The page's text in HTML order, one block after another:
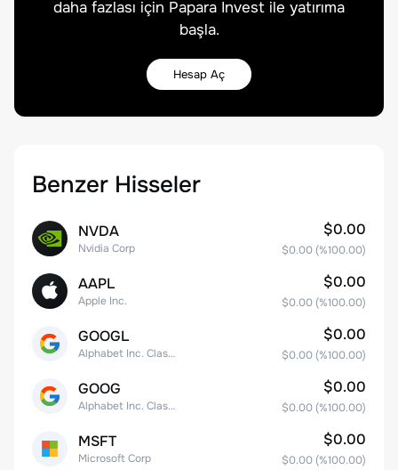
daha fazlası için Papara Invest ile yatırıma
başla.
Hesap Aç
Benzer Hisseler
NVDA
Nvidia Corp
$0.00
$0.00 (%100.00)
AAPL
Apple Inc.
$0.00
$0.00 (%100.00)
GOOGL
Alphabet Inc. Class A Common Stock
$0.00
$0.00 (%100.00)
GOOG
Alphabet Inc. Class C Capital Stock
$0.00
$0.00 (%100.00)
MSFT
Microsoft Corp
$0.00
$0.00 (%100.00)